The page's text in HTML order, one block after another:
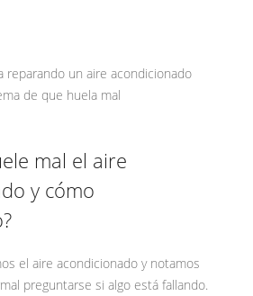
mal el aire
y cómo
el aire acondicionado y notamos
preguntarse si algo está fallando.